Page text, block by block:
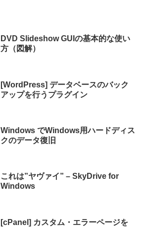
DVD Slideshow GUIの基本的な使い
方（図解）
[WordPress] データベースのバック
アップを行うプラグイン
Windows でWindows用ハードディス
クのデータ復旧
これは”ヤヴァイ” – SkyDrive for
Windows
[cPanel] カスタム・エラーページを